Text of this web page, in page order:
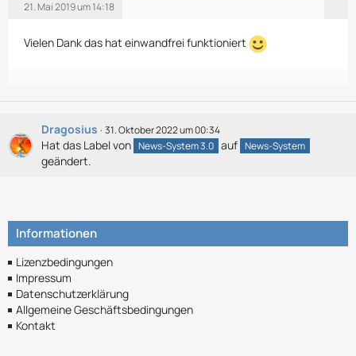
21. Mai 2019 um 14:18
Vielen Dank das hat einwandfrei funktioniert
Dragosius 31. Oktober 2022 um 00:34
Hat das Label von News-System 3.0 auf News-System
geändert.
Informationen
Lizenzbedingungen
Impressum
Datenschutzerklärung
Allgemeine Geschäftsbedingungen
Kontakt